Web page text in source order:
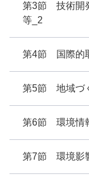
第3節 技術開
等_2
第4節 国際的
第5節 地域づ
第6節 環境情
第7節 環境影